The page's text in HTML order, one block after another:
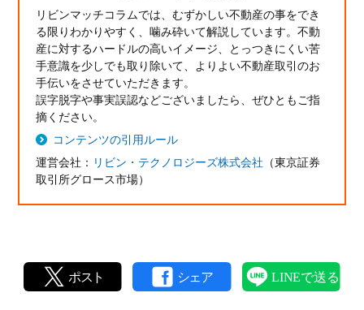
リビンマッチコラムでは、むずかしい不動産の事をでき
る限りわかりやすく、噛み砕いて解説しています。不動
産に対するハードルの高いイメージ、とっつきにくい苦
手意識を少しでも取り除いて、よりよい不動産取引のお
手伝いをさせていただきます。
誤字脱字や事実誤認などございましたら、ぜひともご指
摘ください。
コンテンツの引用ルール
運営会社： リビン・テクノロジーズ株式会社 （東京証券
取引所グロース市場）